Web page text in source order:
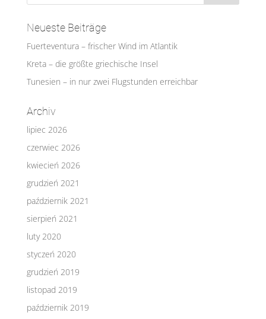
Neueste Beiträge
Fuerteventura – frischer Wind im Atlantik
Kreta – die größte griechische Insel
Tunesien – in nur zwei Flugstunden erreichbar
Archiv
lipiec 2026
czerwiec 2026
kwiecień 2026
grudzień 2021
październik 2021
sierpień 2021
luty 2020
styczeń 2020
grudzień 2019
listopad 2019
październik 2019